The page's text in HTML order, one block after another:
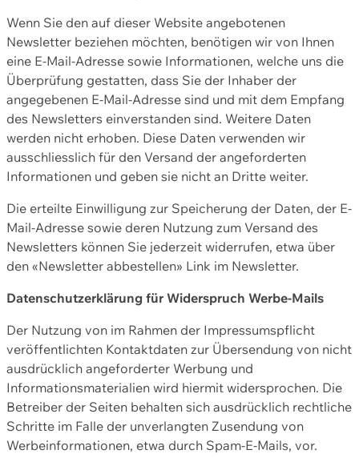
Wenn Sie den auf dieser Website angebotenen
Newsletter beziehen möchten, benötigen wir von Ihnen
eine E-Mail-Adresse sowie Informationen, welche uns die
Überprüfung gestatten, dass Sie der Inhaber der
angegebenen E-Mail-Adresse sind und mit dem Empfang
des Newsletters einverstanden sind. Weitere Daten
werden nicht erhoben. Diese Daten verwenden wir
ausschliesslich für den Versand der angeforderten
Informationen und geben sie nicht an Dritte weiter.
Die erteilte Einwilligung zur Speicherung der Daten, der E-
Mail-Adresse sowie deren Nutzung zum Versand des
Newsletters können Sie jederzeit widerrufen, etwa über
den «Newsletter abbestellen» Link im Newsletter.
Datenschutzerklärung für Widerspruch Werbe-Mails
Der Nutzung von im Rahmen der Impressumspflicht
veröffentlichten Kontaktdaten zur Übersendung von nicht
ausdrücklich angeforderter Werbung und
Informationsmaterialien wird hiermit widersprochen. Die
Betreiber der Seiten behalten sich ausdrücklich rechtliche
Schritte im Falle der unverlangten Zusendung von
Werbeinformationen, etwa durch Spam-E-Mails, vor.